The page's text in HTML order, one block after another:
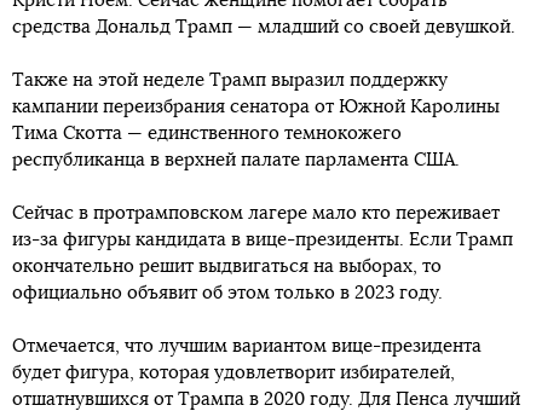
средства Дональд Трамп — младший со своей девушкой.
Также на этой неделе Трамп выразил поддержку
кампании переизбрания сенатора от Южной Каролины
Тима Скотта — единственного темнокожего
республиканца в верхней палате парламента США.
Сейчас в протрамповском лагере мало кто переживает
из-за фигуры кандидата в вице-президенты. Если Трамп
окончательно решит выдвигаться на выборах, то
официально объявит об этом только в 2023 году.
Отмечается, что лучшим вариантом вице-президента
будет фигура, которая удовлетворит избирателей,
отшатнувшихся от Трампа в 2020 году. Для Пенса лучший